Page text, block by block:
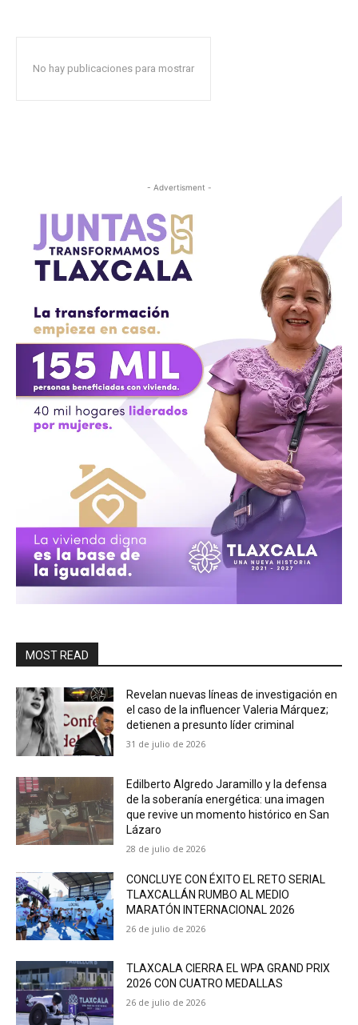
No hay publicaciones para mostrar
- Advertisment -
MOST READ
Revelan nuevas líneas de investigación en
el caso de la influencer Valeria Márquez;
detienen a presunto líder criminal
31 de julio de 2026
Edilberto Algredo Jaramillo y la defensa
de la soberanía energética: una imagen
que revive un momento histórico en San
Lázaro
28 de julio de 2026
CONCLUYE CON ÉXITO EL RETO SERIAL
TLAXCALLÁN RUMBO AL MEDIO
MARATÓN INTERNACIONAL 2026
26 de julio de 2026
TLAXCALA CIERRA EL WPA GRAND PRIX
2026 CON CUATRO MEDALLAS
26 de julio de 2026